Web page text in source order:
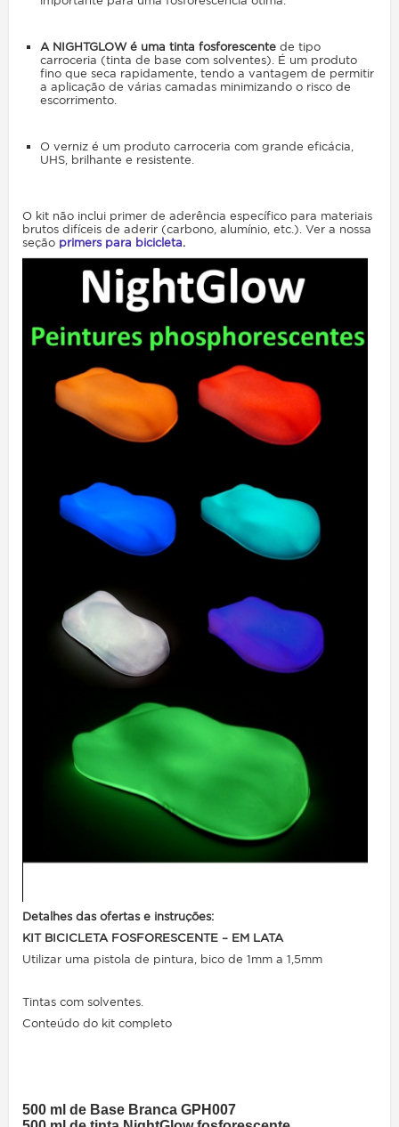
A NIGHTGLOW é uma tinta fosforescentede tipo
carroceria (tinta de base com solventes). É um produto
fino que seca rapidamente, tendo a vantagem de permitir
a aplicação de várias camadas minimizando o risco de
escorrimento.
O verniz é um produto carroceria com grande eficácia,
UHS, brilhante e resistente.
O kit não inclui primer de aderência específico para materiais
brutos difíceis de aderir (carbono, alumínio, etc.). Ver a nossa
seção primers para bicicleta.
Detalhes das ofertas e instruções:
KIT BICICLETA FOSFORESCENTE – EM LATA
Utilizar uma pistola de pintura, bico de 1mm a 1,5mm
Tintas com solventes.
Conteúdo do kit completo
500 ml de Base Branca GPH007